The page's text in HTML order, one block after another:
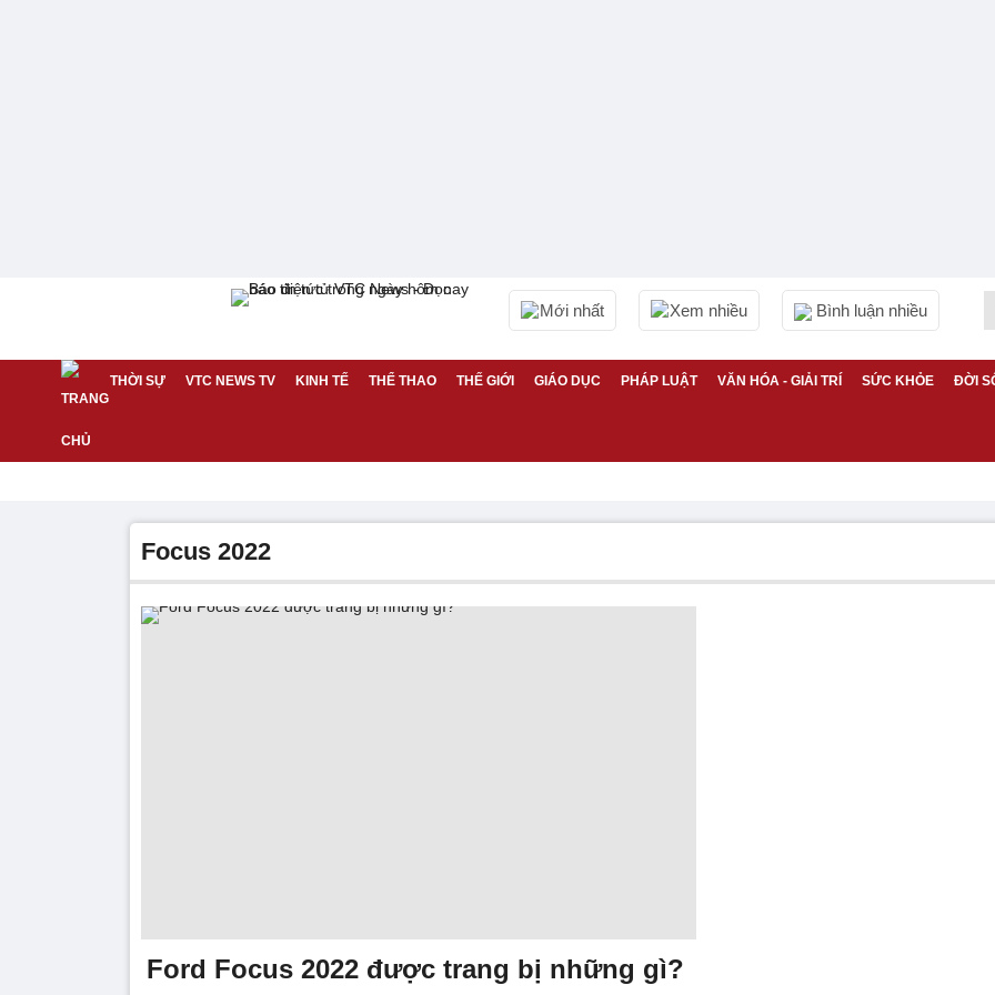
Mới nhất Xem nhiều Bình luận nhiều
THỜI SỰ VTC NEWS TV KINH TẾ THỂ THAO THẾ GIỚI GIÁO DỤC PHÁP LUẬT VĂN HÓA - GIẢI TRÍ SỨC KHỎE ĐỜI
focus 2022
Ford Focus 2022 được trang bị những gì?